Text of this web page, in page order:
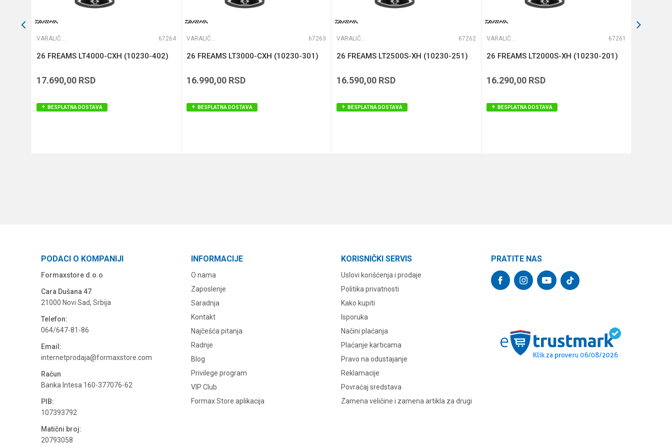
VARALIČARSKE MAŠINICE 67264
26 FREAMS LT4000-CXH (10230-402)
17.690,00 RSD
BESPLATNA DOSTAVA
VARALIČARSKE MAŠINICE 67263
26 FREAMS LT3000-CXH (10230-301)
16.990,00 RSD
BESPLATNA DOSTAVA
VARALIČARSKE MAŠINICE 67262
26 FREAMS LT2500S-XH (10230-251)
16.590,00 RSD
BESPLATNA DOSTAVA
VARALIČARSKE MAŠINICE 67261
26 FREAMS LT2000S-XH (10230-201)
16.290,00 RSD
BESPLATNA DOSTAVA
PODACI O KOMPANIJI
Formaxstore d.o.o
Cara Dušana 47
21000 Novi Sad, Srbija
Telefon:
064/647-81-86
Email:
internetprodaja@formaxstore.com
Račun
Banka Intesa 160-377076-62
PIB:
107393792
Matični broj:
20793058
INFORMACIJE
O nama
Zaposlenje
Saradnja
Kontakt
Najčešća pitanja
Radnje
Blog
Privilege program
VIP Club
Formax Store aplikacija
KORISNIČKI SERVIS
Uslovi korišćenja i prodaje
Politika privatnosti
Kako kupiti
Isporuka
Načini plaćanja
Plaćanje karticama
Pravo na odustajanje
Reklamacije
Povraćaj sredstava
Zamena veličine i zamena artikla za drugi
PRATITE NAS